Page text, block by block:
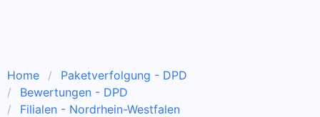
Home
Paketverfolgung - DPD
Bewertungen - DPD
Filialen - Nordrhein-Westfalen